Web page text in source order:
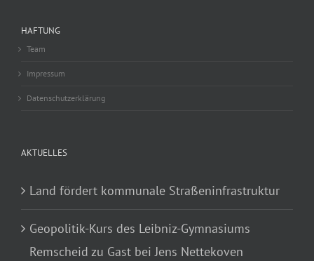
HAFTUNG
Team
Impressum
Datenschutzerklärung
AKTUELLES
Land fördert kommunale Straßeninfrastruktur
Geopolitik-Kurs des Leibniz-Gymnasiums
Remscheid zu Gast bei Jens Nettekoven